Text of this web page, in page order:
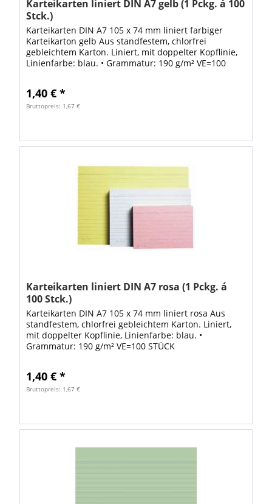
Karteikarten liniert DIN A7 gelb (1 Pckg. á 100
Stck.)
Karteikarten DIN A7 105 x 74 mm liniert farbiger
Karteikarton gelb Aus standfestem, chlorfrei
gebleichtem Karton. Liniert, mit doppelter Kopflinie,
Linienfarbe: blau. • Grammatur: 190 g/m² VE=100
1,40 € *
Bruttopreis: 1,67 €
Karteikarten liniert DIN A7 rosa (1 Pckg. á
100 Stck.)
Karteikarten DIN A7 105 x 74 mm liniert rosa Aus
standfestem, chlorfrei gebleichtem Karton. Liniert,
mit doppelter Kopflinie, Linienfarbe: blau. •
Grammatur: 190 g/m² VE=100 STÜCK
1,40 € *
Bruttopreis: 1,67 €